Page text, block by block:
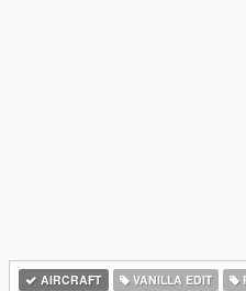
AIRCRAFT VANILLA EDIT